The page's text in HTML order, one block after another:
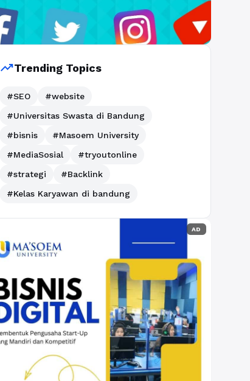
trending_upTrending Topics
#SEO
#website
#Universitas Swasta di Bandung
#bisnis
#Masoem University
#MediaSosial
#tryoutonline
#strategi
#Backlink
#Kelas Karyawan di bandung
AD